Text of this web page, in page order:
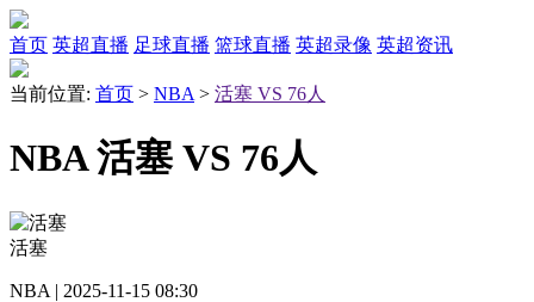
首页 英超直播 足球直播 篮球直播 英超录像 英超资讯
当前位置: 首页 > NBA > 活塞 VS 76人
NBA 活塞 VS 76人
活塞
NBA | 2025-11-15 08:30